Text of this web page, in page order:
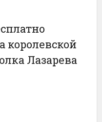
королевской
Лазарева